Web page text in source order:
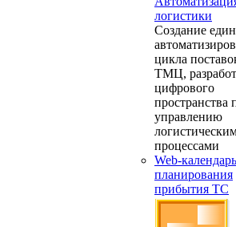
логистики
Создание
цикла
ТМЦ,
цифрового
пространства
управлению
процессами
Web-календарь
планирования
прибытия ТС